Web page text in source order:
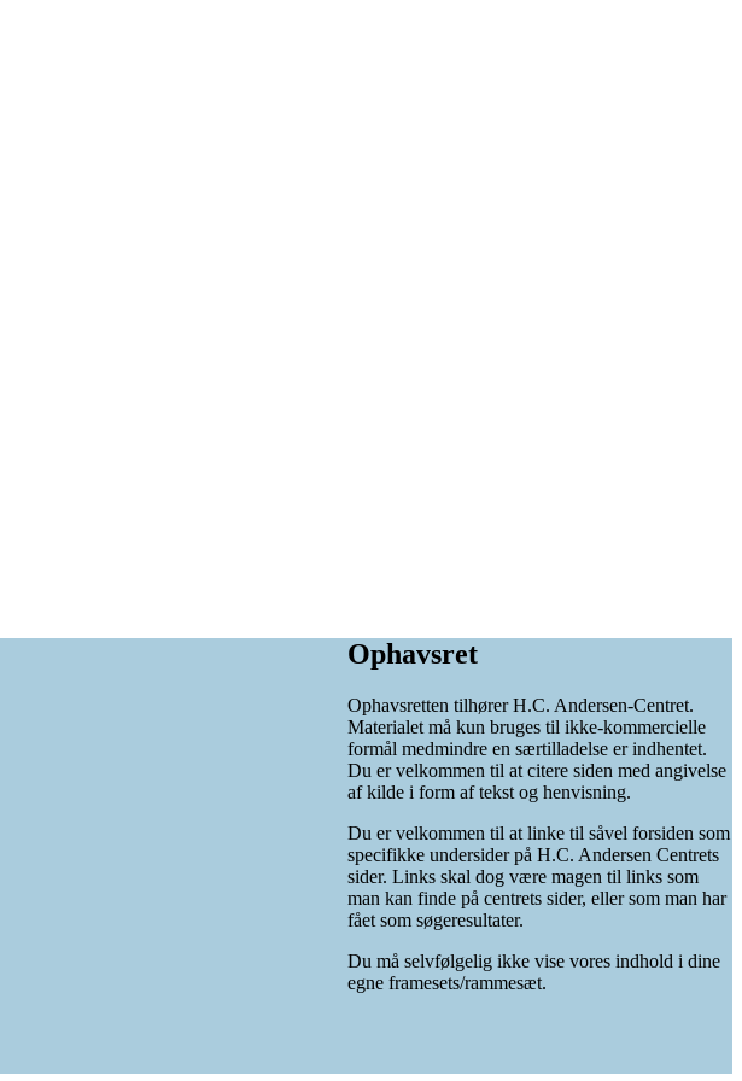
Ophavsret
Ophavsretten tilhører H.C. Andersen-Centret.
Materialet må kun bruges til ikke-kommercielle
formål medmindre en særtilladelse er indhentet.
Du er velkommen til at citere siden med angivelse
af kilde i form af tekst og henvisning.
Du er velkommen til at linke til såvel forsiden som
specifikke undersider på H.C. Andersen Centrets
sider. Links skal dog være magen til links som
man kan finde på centrets sider, eller som man har
fået som søgeresultater.
Du må selvfølgelig ikke vise vores indhold i dine
egne framesets/rammesæt.